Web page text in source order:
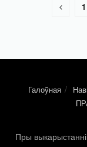
1
Галоўная
Пры